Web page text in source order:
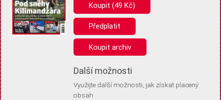
Pro základní fungování webu nepotřebujeme ukládat žádné informace
(tzv. cookies apod.). Rádi bychom vás ale požádali o souhlas s
uložením volitelných informací:
Anonymní unikátní ID
Díky němu příště poznáme, že se jedná o stejné zařízení, a
Identifikátor je zcela anonymní.
Vaše souhlasy a odmítnutí si ukládáme do vašeho zařízení, abychom se
vás už příště znovu neptali. Můžete je kdykoli později upravit ve Správě
Koupit (49 Kč)
Předplatit
Koupit archiv
Další možnosti
Využijte další možnosti, jak získat placený
obsah